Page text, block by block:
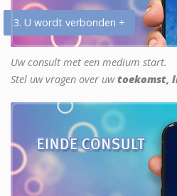
3. U wordt verbonden +
Uw consult met een medium start.
Stel uw vragen over uwtoekomst,